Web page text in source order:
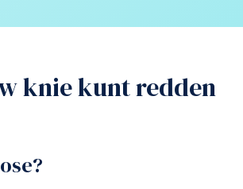
knie kunt redden